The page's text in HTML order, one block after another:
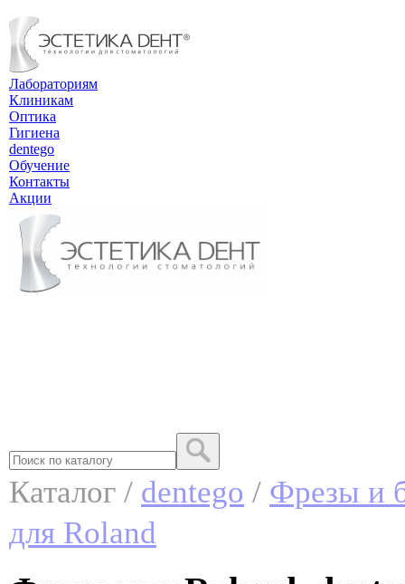
Лабораториям
Клиникам
Оптика
Гигиена
dentego
Обучение
Контакты
Акции
Каталог / dentego / Фрезы и
для Roland